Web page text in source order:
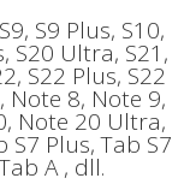
S9 Plus, S10,
S20 Ultra, S21,
S22 Plus, S22
Note 8, Note 9,
Note 20 Ultra,
S7 Plus, Tab S7
A , dll.